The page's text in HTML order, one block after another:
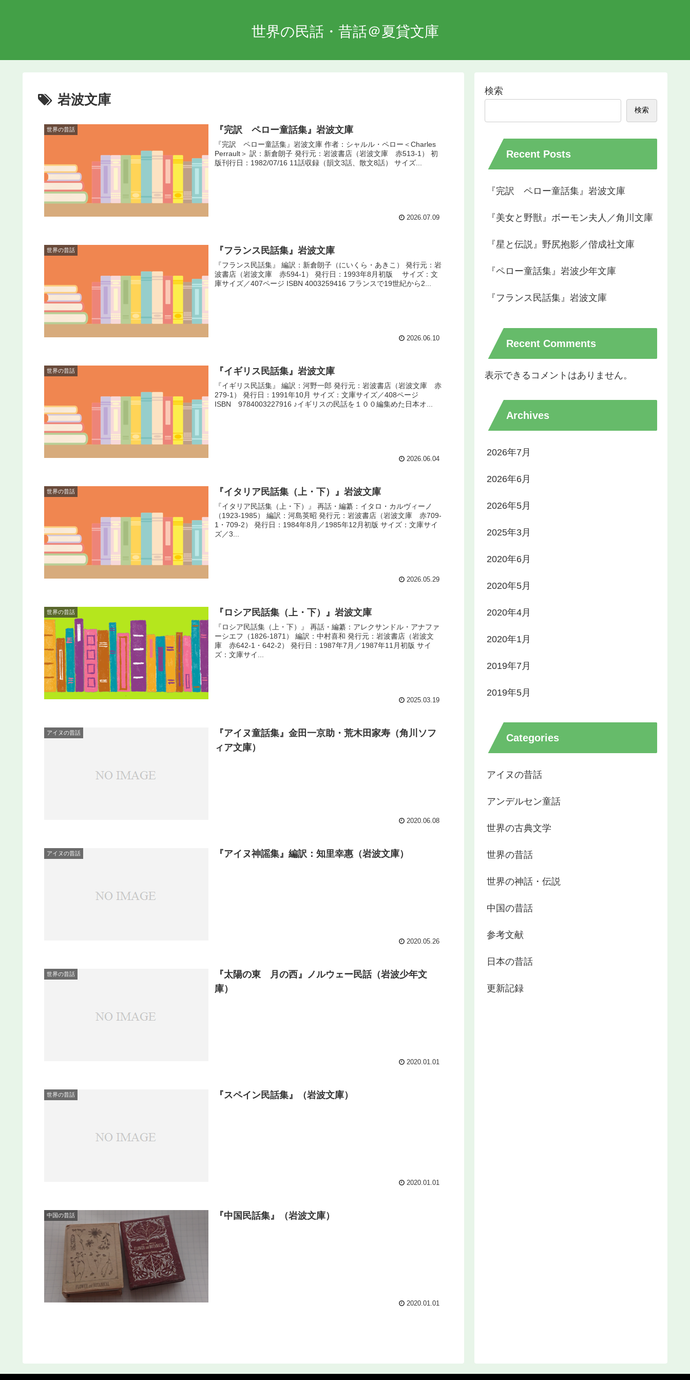
世界の民話・昔話＠夏貸文庫
岩波文庫
世界の昔話 『完訳 ペロー童話集』岩波文庫
『完訳 ペロー童話集』岩波文庫 作者：シャルル・ペロー＜Charles
Perrault＞ 訳：新倉朗子 発行元：岩波書店（岩波文庫 赤513-1） 初
版刊行日：1982/07/16 11話収録（韻文3話、散文8話） サイズ...
2026.07.09
世界の昔話 『フランス民話集』岩波文庫
『フランス民話集』 編訳：新倉朗子（にいくら・あきこ） 発行元：岩
波書店（岩波文庫 赤594-1） 発行日：1993年8月初版 サイズ：文
庫サイズ／407ページ ISBN 4003259416 フランスで19世紀から2...
2026.06.10
世界の昔話 『イギリス民話集』岩波文庫
『イギリス民話集』 編訳：河野一郎 発行元：岩波書店（岩波文庫 赤
279-1） 発行日：1991年10月 サイズ：文庫サイズ／408ページ
ISBN 9784003227916 ♪イギリスの民話を１００編集めた日本オ...
2026.06.04
世界の昔話 『イタリア民話集（上・下）』岩波文庫
『イタリア民話集（上・下）』 再話・編纂：イタロ・カルヴィーノ
（1923-1985） 編訳：河島英昭 発行元：岩波書店（岩波文庫 赤709-
1・709-2） 発行日：1984年8月／1985年12月初版 サイズ：文庫サイ
ズ／3...
2026.05.29
世界の昔話 『ロシア民話集（上・下）』岩波文庫
『ロシア民話集（上・下）』 再話・編纂：アレクサンドル・アナファ
ーシエフ（1826-1871） 編訳：中村喜和 発行元：岩波書店（岩波文
庫 赤642-1・642-2） 発行日：1987年7月／1987年11月初版 サイ
ズ：文庫サイ...
2025.03.19
アイヌの昔話
『アイヌ童話集』金田一京助・荒木田家寿（角川ソフ
ィア文庫）
2020.06.08
アイヌの昔話 『アイヌ神謡集』編訳：知里幸惠（岩波文庫）
2020.05.26
世界の昔話
『太陽の東 月の西』ノルウェー民話（岩波少年文
庫）
2020.01.01
世界の昔話 『スペイン民話集』（岩波文庫）
2020.01.01
中国の昔話 『中国民話集』（岩波文庫）
2020.01.01
検索
検索
Recent Posts
『完訳 ペロー童話集』岩波文庫
『美女と野獣』ボーモン夫人／角川文庫
『星と伝説』野尻抱影／偕成社文庫
『ペロー童話集』岩波少年文庫
『フランス民話集』岩波文庫
Recent Comments
表示できるコメントはありません。
Archives
2026年7月
2026年6月
2026年5月
2025年3月
2020年6月
2020年5月
2020年4月
2020年1月
2019年7月
2019年5月
Categories
アイヌの昔話
アンデルセン童話
世界の古典文学
世界の昔話
世界の神話・伝説
中国の昔話
参考文献
日本の昔話
更新記録